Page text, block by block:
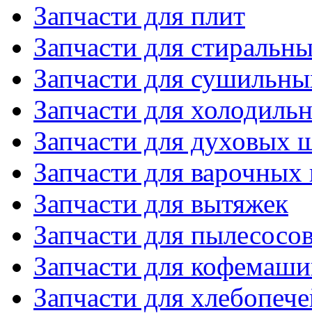
Запчасти для плит
Запчасти для
Запчасти для
Запчасти для
Запчасти для духовых
Запчасти для варочных
Запчасти для вытяжек
Запчасти для
Запчасти для
Запчасти для